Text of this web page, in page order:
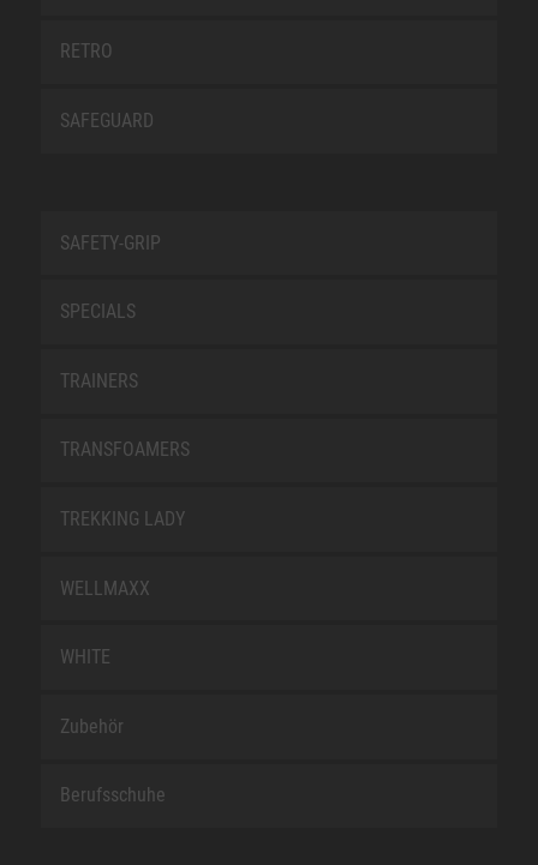
RETRO
SAFEGUARD
SAFETY-GRIP
SPECIALS
TRAINERS
TRANSFOAMERS
TREKKING LADY
WELLMAXX
WHITE
Zubehör
Berufsschuhe